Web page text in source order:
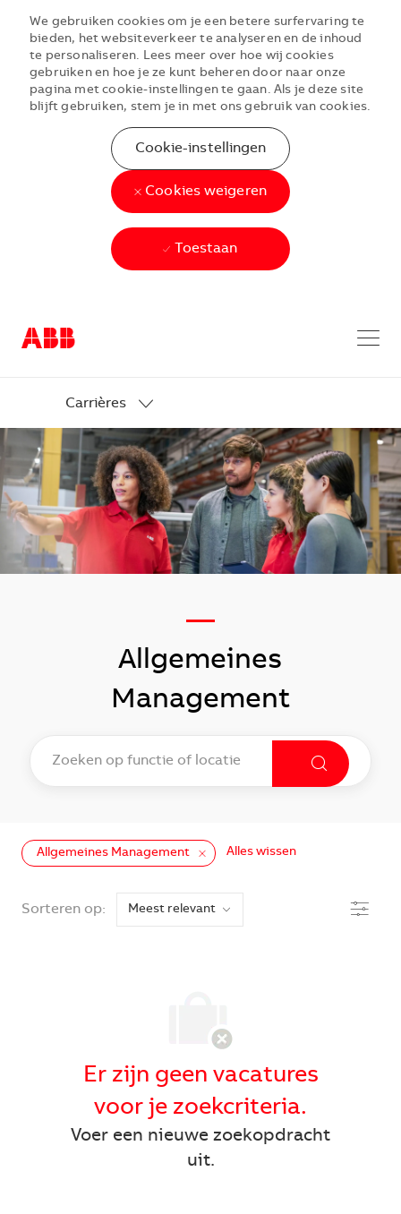
Carrières
We gebruiken cookies om je een betere surfervaring te
bieden, het websiteverkeer te analyseren en de inhoud
te personaliseren. Lees meer over hoe wij cookies
gebruiken en hoe je ze kunt beheren door naar onze
pagina met cookie-instellingen te gaan. Als je deze site
blijft gebruiken, stem je in met ons gebruik van cookies.
Cookie-instellingen
Cookies weigeren
Toestaan
—
Allgemeines
Management
Allgemeines Management Alles wissen
Sorteren op:
Filteren
Er zijn geen vacatures
voor je zoekcriteria.
Voer een nieuwe zoekopdracht
uit.